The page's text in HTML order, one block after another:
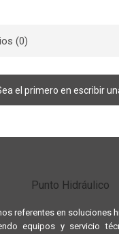
(0)
el primero en escribir
referentes en soluciones
equipos y servicio